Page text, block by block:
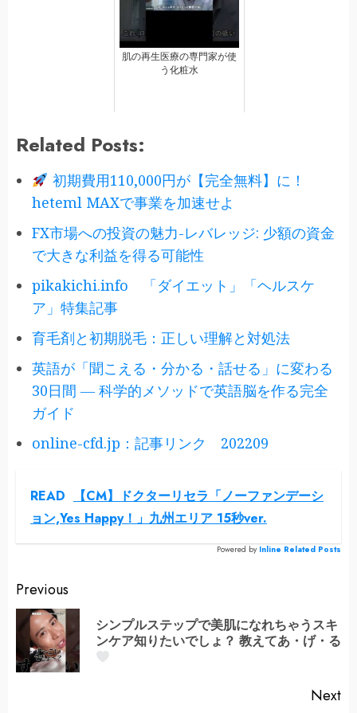
肌の再生医療の専門家が使
う化粧水
Related Posts:
初期費用110,000円が【完全無料】に！
heteml MAXで事業を加速せよ
FX市場への投資の魅力-レバレッジ: 少額の資金
で大きな利益を得る可能性
pikakichi.info 「ダイエット」「ヘルスケ
ア」特集記事
育毛剤と初期脱毛：正しい理解と対処法
英語が「聞こえる・分かる・話せる」に変わる
30日間 ― 科学的メソッドで英語脳を作る完全
ガイド
online-cfd.jp：記事リンク 202209
READ
【CM】ドクターリセラ「ノーファンデーシ
ョン,Yes Happy！」九州エリア 15秒ver.
Powered by Inline Related Posts
Continue
Reading
Previous
シンプルステップで美肌になれちゃうスキ
ンケア知りたいでしょ？ 教えてあ・げ・る
Next